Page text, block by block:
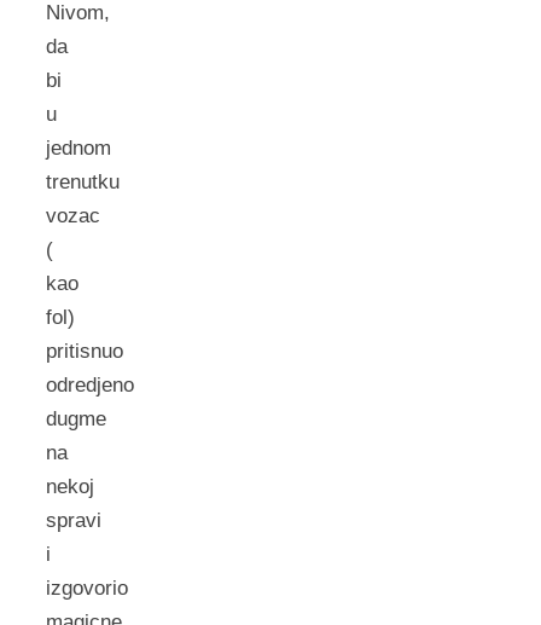
Nivom,
da
bi
u
jednom
trenutku
vozac
(
kao
fol)
pritisnuo
odredjeno
dugme
na
nekoj
spravi
i
izgovorio